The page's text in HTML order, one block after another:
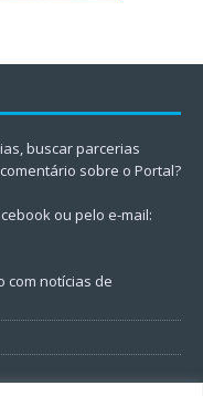
buscar parcerias
sobre o Portal?
ou pelo e-mail:
com notícias de